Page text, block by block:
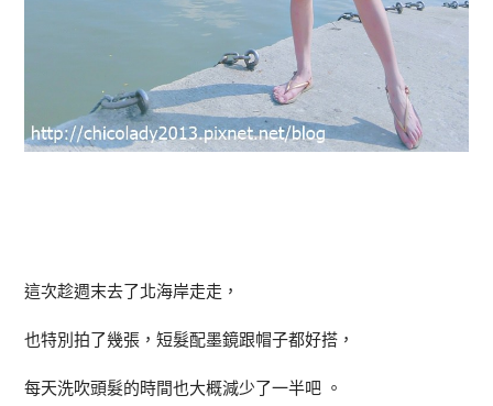
這次趁週末去了北海岸走走，
也特別拍了幾張，短髮配墨鏡跟帽子都好搭，
每天洗吹頭髮的時間也大概減少了一半吧 。